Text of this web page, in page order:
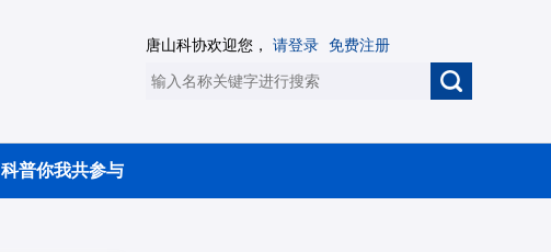
唐山科协欢迎您， 请登录 免费注册
科普你我共参与